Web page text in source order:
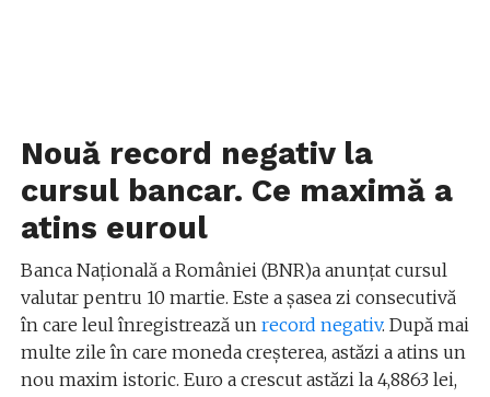
Nouă record negativ la
cursul bancar. Ce maximă a
atins euroul
Banca Națională a României (BNR)a anunțat cursul
valutar pentru 10 martie. Este a șasea zi consecutivă
în care leul înregistrează un record negativ. După mai
multe zile în care moneda creșterea, astăzi a atins un
nou maxim istoric. Euro a crescut astăzi la 4,8863 lei,